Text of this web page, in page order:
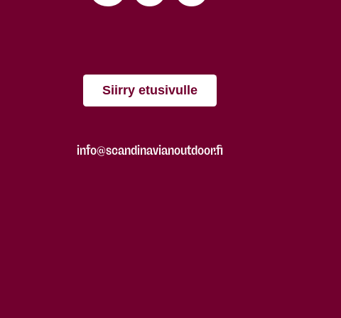
Siirry etusivulle
info@scandinavianoutdoor.fi